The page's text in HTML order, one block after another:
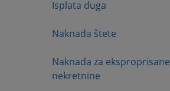
Isplata duga
Naknada štete
Naknada za eksproprisane
nekretnine